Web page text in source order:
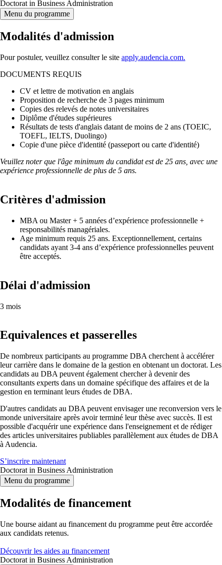
Doctorat in Business Administration
Menu du programme
Modalités d'admission
Pour postuler, veuillez consulter le site apply.audencia.com.
DOCUMENTS REQUIS
CV et lettre de motivation en anglais
Proposition de recherche de 3 pages minimum
Copies des relevés de notes universitaires
Diplôme d'études supérieures
Résultats de tests d'anglais datant de moins de 2 ans (TOEIC,
TOEFL, IELTS, Duolingo)
Copie d'une pièce d'identité (passeport ou carte d'identité)
Veuillez noter que l'âge minimum du candidat est de 25 ans, avec une
expérience professionnelle de plus de 5 ans.
Critères d'admission
MBA ou Master + 5 années d’expérience professionnelle +
responsabilités managériales.
Age minimum requis 25 ans. Exceptionnellement, certains
candidats ayant 3-4 ans d’expérience professionnelles peuvent
être acceptés.
Délai d'admission
3 mois
Equivalences et passerelles
De nombreux participants au programme DBA cherchent à accélérer
leur carrière dans le domaine de la gestion en obtenant un doctorat. Les
candidats au DBA peuvent également chercher à devenir des
consultants experts dans un domaine spécifique des affaires et de la
gestion en terminant leurs études de DBA.
D'autres candidats au DBA peuvent envisager une reconversion vers le
monde universitaire après avoir terminé leur thèse avec succès. Il est
possible d'acquérir une expérience dans l'enseignement et de rédiger
des articles universitaires publiables parallèlement aux études de DBA
à Audencia.
S’inscrire maintenant
Doctorat in Business Administration
Menu du programme
Modalités de financement
Une bourse aidant au financement du programme peut être accordée
aux candidats retenus.
Découvrir les aides au financement
Doctorat in Business Administration